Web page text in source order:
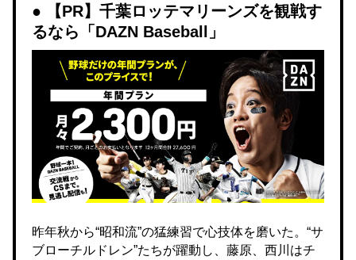
【PR】千葉ロッテマリーンズを観戦す
るなら「DAZN Baseball」
昨年秋から“昭和流”の猛練習で心技体を磨いた。“サ
ブローチルドレン”たちが躍動し、藤原、西川はチ